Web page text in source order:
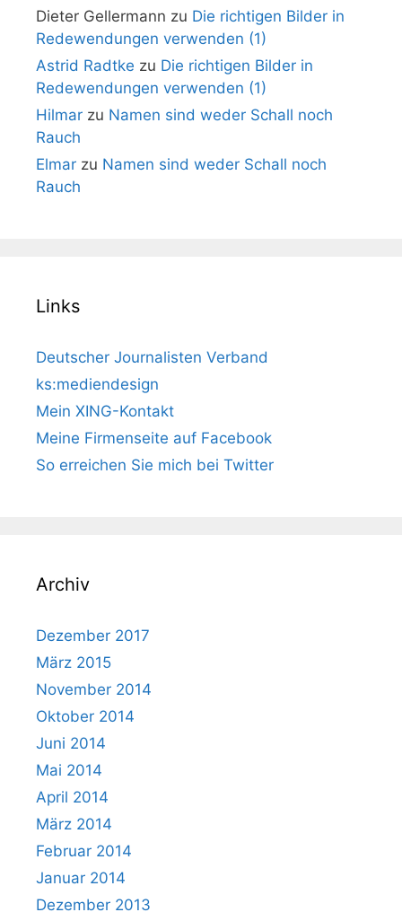
Dieter Gellermann zu Die richtigen Bilder in
Redewendungen verwenden (1)
Astrid Radtke zu Die richtigen Bilder in
Redewendungen verwenden (1)
Hilmar zu Namen sind weder Schall noch
Rauch
Elmar zu Namen sind weder Schall noch
Rauch
Links
Deutscher Journalisten Verband
ks:mediendesign
Mein XING-Kontakt
Meine Firmenseite auf Facebook
So erreichen Sie mich bei Twitter
Archiv
Dezember 2017
März 2015
November 2014
Oktober 2014
Juni 2014
Mai 2014
April 2014
März 2014
Februar 2014
Januar 2014
Dezember 2013